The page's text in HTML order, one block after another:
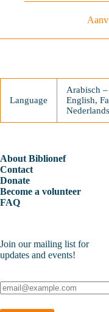
Language
Arabisch
English,
About Biblionef
Contact
Donate
Become a volunteer
FAQ
Join our mailing list for
updates and events!